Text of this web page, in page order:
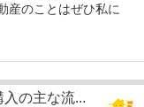
産のことはぜひ私に
入の主な流...